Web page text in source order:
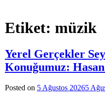
Etiket: müzik
Yerel Gerçekler
Konuğumuz:
Posted on 5 Ağustos 20265